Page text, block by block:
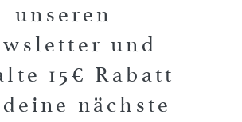
unseren
und
15€ Rabatt
nächste